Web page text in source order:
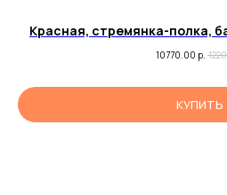
Красная, стремянка-полка,
10770.00 р.
КУПИТЬ